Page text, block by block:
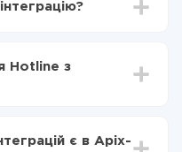
з Hotline в
передаватися з
У середньому
Hotline з
які за фактом
є в Apix-